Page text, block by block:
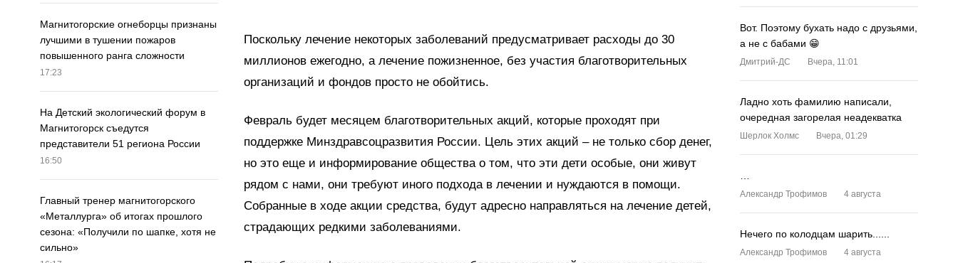
Магнитогорские огнеборцы признаны
лучшими в тушении пожаров
повышенного ранга сложности
17:23
На Детский экологический форум в
Магнитогорск съедутся
представители 51 региона России
16:50
Главный тренер магнитогорского
«Металлурга» об итогах прошлого
сезона: «Получили по шапке, хотя не
сильно»
Поскольку лечение некоторых заболеваний предусматривает расходы до 30
миллионов ежегодно, а лечение пожизненное, без участия благотворительных
организаций и фондов просто не обойтись.
Февраль будет месяцем благотворительных акций, которые проходят при
поддержке Минздравсоцразвития России. Цель этих акций – не только сбор денег,
но это еще и информирование общества о том, что эти дети особые, они живут
рядом с нами, они требуют иного подхода в лечении и нуждаются в помощи.
Собранные в ходе акции средства, будут адресно направляться на лечение детей,
страдающих редкими заболеваниями.
Вот. Поэтому бухать надо с друзьями,
а не с бабами 😁
Дмитрий-ДС Вчера, 11:01
Ладно хоть фамилию написали,
очередная загорелая неадекватка
Шерлок Холмс Вчера, 01:29
Александр Трофимов 4 августа
Нечего по колодцам шарить......
Александр Трофимов 4 августа